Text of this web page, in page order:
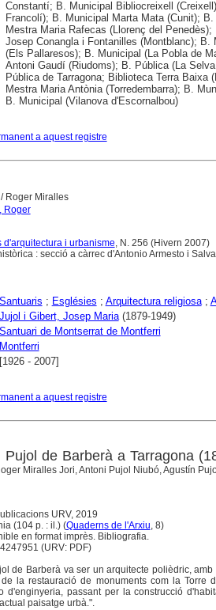
Constantí; B. Municipal Bibliocreixell
Francolí); B. Municipal Marta Mata (Cunit);
Mestra Maria Rafecas (Llorenç del
Josep Conangla i Fontanilles (Montblanc);
(Els Pallaresos); B. Municipal (La Pobla de
Antoni Gaudí (Riudoms); B. Pública (La
Pública de Tarragona; Biblioteca Terra Baixa
Mestra Maria Antònia (Torredembarra); B.
B. Municipal (Vilanova d'Escornalbou)
a aquest registre
Roger Miralles
Roger
d'arquitectura i urbanisme, N. 256 (Hivern 2007)
: secció a càrrec d'Antonio Armesto i
Santuaris ; Esglésies ; Arquitectura religiosa;
Jujol i Gibert, Josep Maria(1879-1949)
Santuari de Montserrat de Montferri
Montferri
[1926 - 2007]
a aquest registre
Pujol de Barberà a Tarragona
Miralles Jori, Antoni Pujol Niubó, Agustín
URV, 2019
(104 p. : il.) (Quaderns de l'Arxiu, 8)
en format imprès. Bibliografia.
(URV: PDF)
de Barberà va ser un arquitecte polièdric,
la restauració de monuments com la Torre
d'enginyeria, passant per la construcció
paisatge urbà.".